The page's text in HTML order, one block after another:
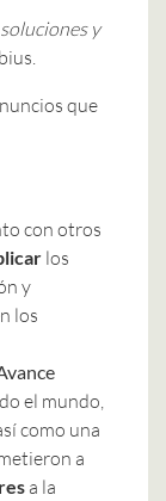
y
que
con otros
los
y
los
el mundo,
como una
a
a la